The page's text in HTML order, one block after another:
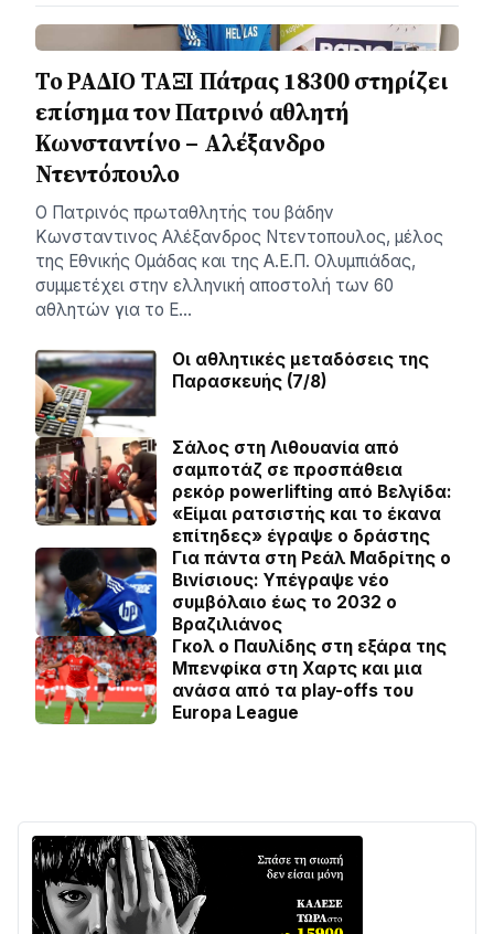
Το ΡΑΔΙΟ ΤΑΞΙ Πάτρας 18300 στηρίζει
επίσημα τον Πατρινό αθλητή
Κωνσταντίνο – Αλέξανδρο
Ντεντόπουλο
Ο Πατρινός πρωταθλητής του βάδην
Κωνσταντινος Αλέξανδρος Ντεντοπουλος, μέλος
της Εθνικής Ομάδας και της Α.Ε.Π. Ολυμπιάδας,
συμμετέχει στην ελληνική αποστολή των 60
αθλητών για το Ε…
Οι αθλητικές μεταδόσεις της
Παρασκευής (7/8)
Σάλος στη Λιθουανία από
σαμποτάζ σε προσπάθεια
ρεκόρ powerlifting από Βελγίδα:
«Είμαι ρατσιστής και το έκανα
επίτηδες» έγραψε ο δράστης
Για πάντα στη Ρεάλ Μαδρίτης ο
Βινίσιους: Yπέγραψε νέο
συμβόλαιο έως το 2032 ο
Βραζιλιάνος
Γκολ ο Παυλίδης στη εξάρα της
Μπενφίκα στη Χαρτς και μια
ανάσα από τα play-offs του
Europa League